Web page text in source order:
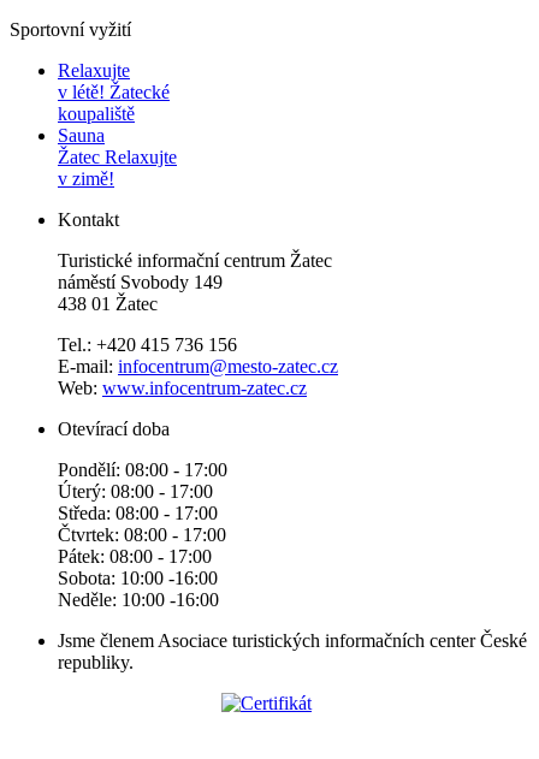
Sportovní vyžití
Relaxujte
v létě! Žatecké
koupaliště
Sauna
Žatec Relaxujte
v zimě!
Kontakt
Turistické informační centrum Žatec
náměstí Svobody 149
438 01 Žatec
Tel.: +420 415 736 156
E-mail: infocentrum@mesto-zatec.cz
Web: www.infocentrum-zatec.cz
Otevírací doba
Pondělí: 08:00 - 17:00
Úterý: 08:00 - 17:00
Středa: 08:00 - 17:00
Čtvrtek: 08:00 - 17:00
Pátek: 08:00 - 17:00
Sobota: 10:00 -16:00
Neděle: 10:00 -16:00
Jsme členem Asociace turistických informačních center České
republiky.